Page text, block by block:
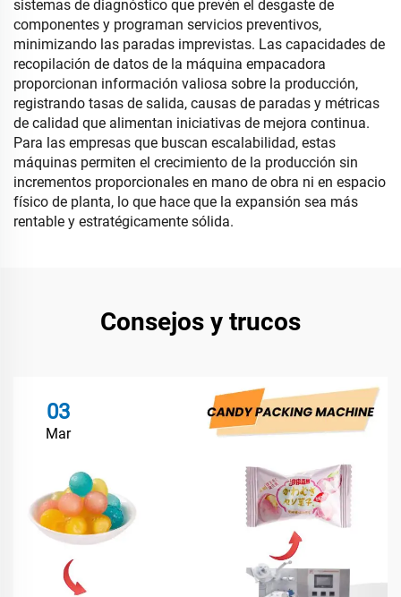
sistemas de diagnóstico que prevén el desgaste de
componentes y programan servicios preventivos,
minimizando las paradas imprevistas. Las capacidades de
recopilación de datos de la máquina empacadora
proporcionan información valiosa sobre la producción,
registrando tasas de salida, causas de paradas y métricas
de calidad que alimentan iniciativas de mejora continua.
Para las empresas que buscan escalabilidad, estas
máquinas permiten el crecimiento de la producción sin
incrementos proporcionales en mano de obra ni en espacio
físico de planta, lo que hace que la expansión sea más
rentable y estratégicamente sólida.
Consejos y trucos
03
Mar